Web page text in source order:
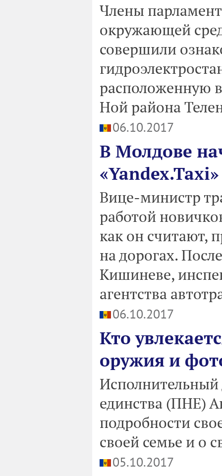
Члены
окружающей
совершили
расположенную
Ной района
06.10.2017
В Молдове
«Yandex.Taxi»
Вице-министр
работой
как он считают,
на дорогах.
Кишиневе,
агентства
06.10.2017
Кто
оружия и
единства (ПНЕ)
подробности
своей семье и о
05.10.2017